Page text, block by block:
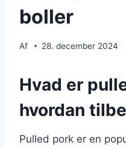
boller
Af 28. december 2024
Hvad er
hvordan
Pulled pork er en